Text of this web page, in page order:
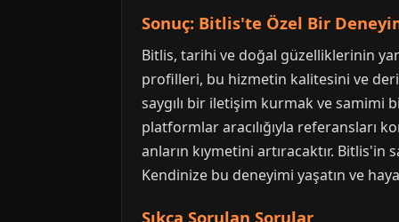
Sonuç: Bitlis'te Özel Bir
Bitlis, tarihi ve doğal güzelliklerinin
profilleri, bu hizmetin kalitesini ve
saygılı bir iletişim kurmak ve
platformlar aracılığıyla referansları
anların kıymetini artıracaktır.
Kendinize bu deneyimi yaşatın ve
Sıkça Sorulan Sorular